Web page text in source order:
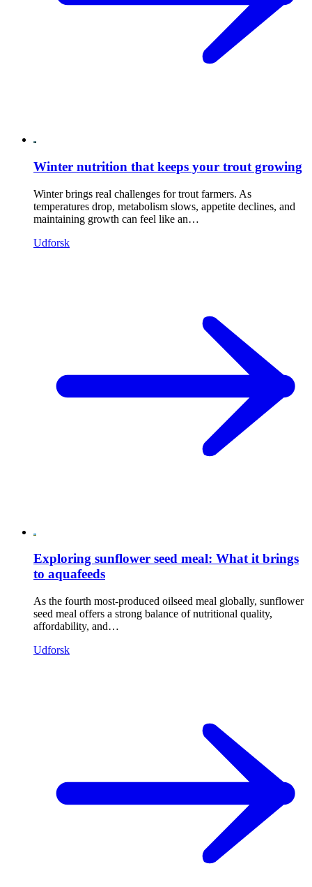
Winter nutrition that keeps your trout growing
Winter brings real challenges for trout farmers. As
temperatures drop, metabolism slows, appetite declines, and
maintaining growth can feel like an…
Udforsk
Exploring sunflower seed meal: What it brings
to aquafeeds
As the fourth most-produced oilseed meal globally, sunflower
seed meal offers a strong balance of nutritional quality,
affordability, and…
Udforsk